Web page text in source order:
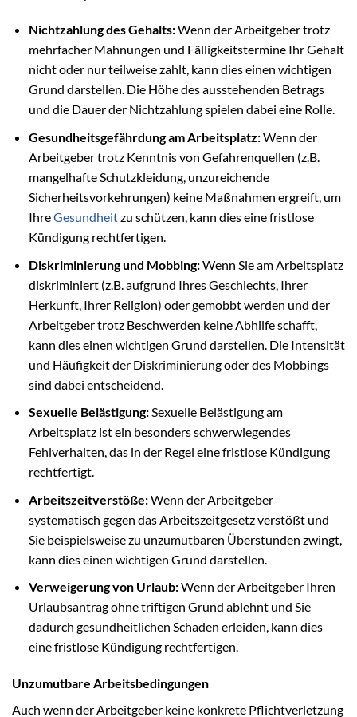
Nichtzahlung des Gehalts:Wenn der Arbeitgeber trotz
mehrfacher Mahnungen und Fälligkeitstermine Ihr Gehalt
nicht oder nur teilweise zahlt, kann dies einen wichtigen
Grund darstellen. Die Höhe des ausstehenden Betrags
und die Dauer der Nichtzahlung spielen dabei eine Rolle.
Gesundheitsgefährdung am Arbeitsplatz:Wenn der
Arbeitgeber trotz Kenntnis von Gefahrenquellen (z.B.
mangelhafte Schutzkleidung, unzureichende
Sicherheitsvorkehrungen) keine Maßnahmen ergreift, um
IhreGesundheitzu schützen, kann dies eine fristlose
Kündigung rechtfertigen.
Diskriminierung und Mobbing:Wenn Sie am Arbeitsplatz
diskriminiert (z.B. aufgrund Ihres Geschlechts, Ihrer
Herkunft, Ihrer Religion) oder gemobbt werden und der
Arbeitgeber trotz Beschwerden keine Abhilfe schafft,
kann dies einen wichtigen Grund darstellen. Die Intensität
und Häufigkeit der Diskriminierung oder des Mobbings
sind dabei entscheidend.
Sexuelle Belästigung:Sexuelle Belästigung am
Arbeitsplatz ist ein besonders schwerwiegendes
Fehlverhalten, das in der Regel eine fristlose Kündigung
rechtfertigt.
Arbeitszeitverstöße:Wenn der Arbeitgeber
systematisch gegen das Arbeitszeitgesetz verstößt und
Sie beispielsweise zu unzumutbaren Überstunden zwingt,
kann dies einen wichtigen Grund darstellen.
Verweigerung von Urlaub:Wenn der Arbeitgeber Ihren
Urlaubsantrag ohne triftigen Grund ablehnt und Sie
dadurch gesundheitlichen Schaden erleiden, kann dies
eine fristlose Kündigung rechtfertigen.
Unzumutbare Arbeitsbedingungen
Auch wenn der Arbeitgeber keine konkrete Pflichtverletzung